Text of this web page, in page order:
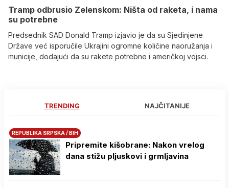
Tramp odbrusio Zelenskom: Ništa od raketa, i nama
su potrebne
Predsednik SAD Donald Tramp izjavio je da su Sjedinjene
Države već isporučile Ukrajini ogromne količine naoružanja i
municije, dodajući da su rakete potrebne i američkoj vojsci.
TRENDING NAJČITANIJE
REPUBLIKA SRPSKA / BIH
Pripremite kišobrane: Nakon vrelog
dana stižu pljuskovi i grmljavina